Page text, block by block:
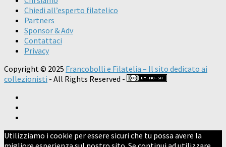
Chiedi all’esperto filatelico
Partners
Sponsor & Adv
Contattaci
Privacy
Copyright © 2025 Francobolli e Filatelia – Il sito dedicato ai
collezionisti - All Rights Reserved -
Utilizziamo i cookie per essere sicuri che tu possa avere la